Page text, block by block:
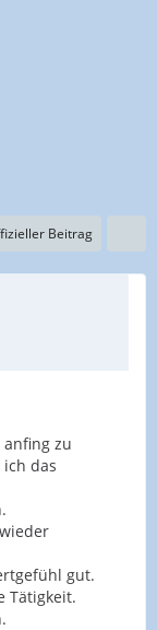
Beitrag
zu
das
gut.
Tätigkeit.